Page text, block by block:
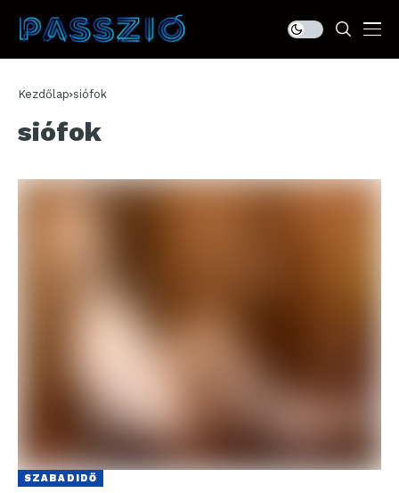
Kezdőlap siófok
siófok
SZABADIDŐ